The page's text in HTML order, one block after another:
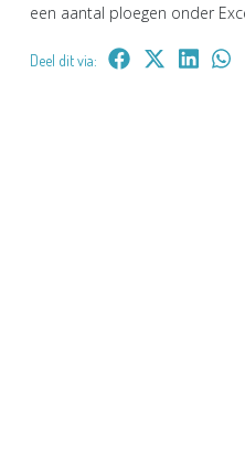
een aantal ploegen onder
Deel dit via: